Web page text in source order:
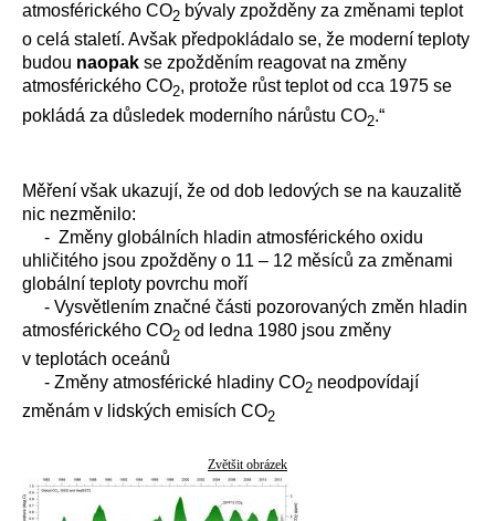
atmosférického CO2 bývaly zpožděny za změnami teplot
o celá staletí. Avšak předpokládalo se, že moderní teploty
budou naopak se zpožděním reagovat na změny
atmosférického CO2, protože růst teplot od cca 1975 se
pokládá za důsledek moderního nárůstu CO2.“
Měření však ukazují, že od dob ledových se na kauzalitě
nic nezměnilo:
- Změny globálních hladin atmosférického oxidu
uhličitého jsou zpožděny o 11 – 12 měsíců za změnami
globální teploty povrchu moří
- Vysvětlením značné části pozorovaných změn hladin
atmosférického CO2 od ledna 1980 jsou změny
v teplotách oceánů
- Změny atmosférické hladiny CO2 neodpovídají
změnám v lidských emisích CO2
Zvětšit obrázek